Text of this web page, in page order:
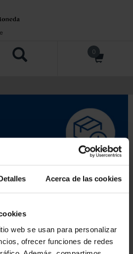
Acerca de las cookies
web se usan para personalizar
ofrecer funciones de redes
0